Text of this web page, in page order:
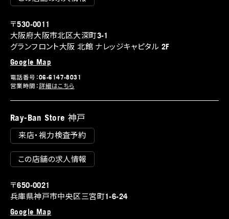
〒530-0011
大阪府大阪市北区大深町3-1
グランフロント大阪 北館 ナレッジキャピタル 2F
Google Map
電話番号：06-6147-8031
営業時間：詳細はこちら
Ray-Ban Store 神戸
来店・視力検査予約
この店舗の求人情報
〒650-0021
兵庫県神戸市中央区三宮町1-6-24
Google Map